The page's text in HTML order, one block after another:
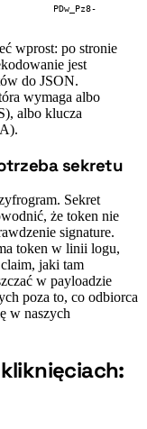
PDw_Pz8-
wprost: po stronie
jest
do JSON.
wymaga albo
albo klucza
sekretu
Sekret
że token nie
signature.
token w linii logu,
jaki tam
w payloadzie
poza to, co odbiorca
w naszych